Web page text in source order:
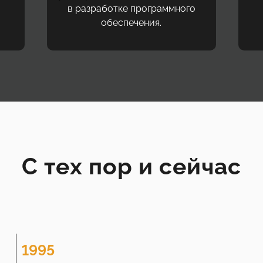
в разработке программного
обеспечения.
С тех пор и сейчас
1995